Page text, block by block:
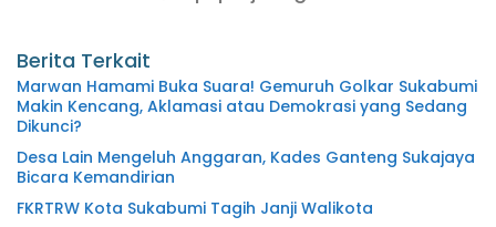
Berita Terkait
Marwan Hamami Buka Suara! Gemuruh Golkar Sukabumi
Makin Kencang, Aklamasi atau Demokrasi yang Sedang
Dikunci?
Desa Lain Mengeluh Anggaran, Kades Ganteng Sukajaya
Bicara Kemandirian
FKRTRW Kota Sukabumi Tagih Janji Walikota